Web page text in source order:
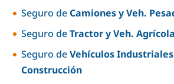
Seguro deCamiones y Veh.
Seguro deTractor y Veh.
Seguro deVehículos
Construcción